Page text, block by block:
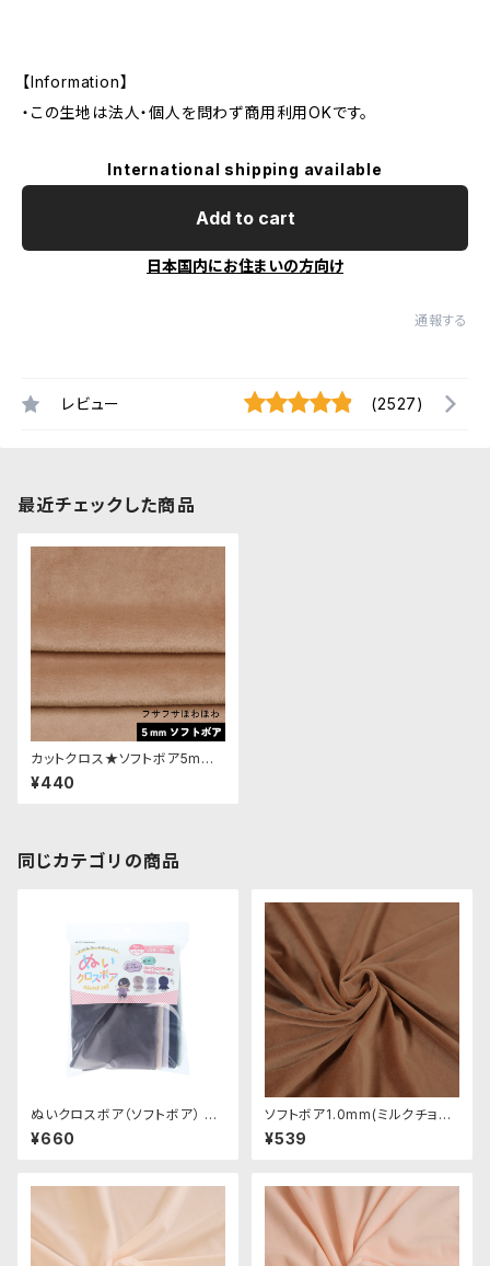
【Information】
・この生地は法人・個人を問わず商用利用OKです。
International shipping available
Add to cart
日本国内にお住まいの方向け
通報する
レビュー (2527)
最近チェックした商品
カットクロス★ソフトボア5mm
(チャイ)LB047 ボア生地 50c
m × 45cm
¥440
同じカテゴリの商品
ぬいクロスボア（ソフトボア） ア
ソートセット（ニュアンスカラー）
｜清原株式会社
¥660
ソフトボア1.0mm(ミルクチョコ)
SSB134 ぬいぐるみ用短毛ボア
生地 20cm
¥539